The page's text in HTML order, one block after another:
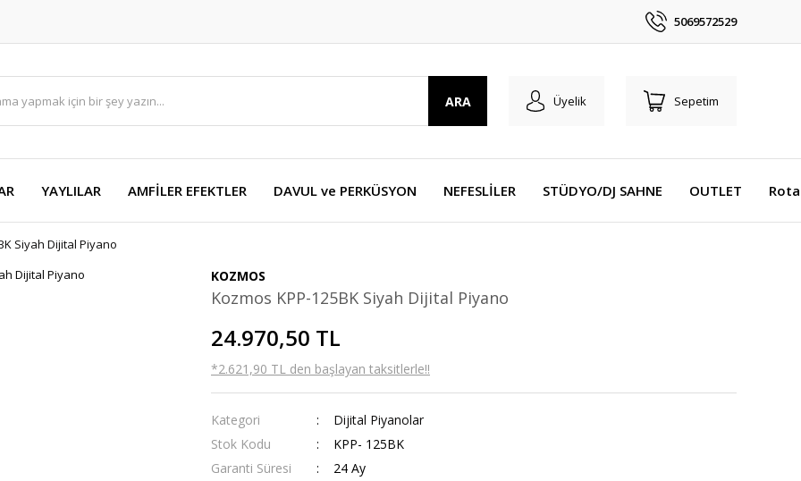
5069572529
ARA Üyelik Sepetim
YAYLILAR AMFİLER EFEKTLER DAVUL ve PERKÜSYON NEFESLİLER STÜDYO/DJ SAHNE OUTLET
Siyah Dijital Piyano
KOZMOS
Kozmos KPP-125BK Siyah Dijital Piyano
24.970,50 TL
*2.621,90 TL den başlayan taksitlerle!!
Kategori
Dijital Piyanolar
Stok Kodu
KPP- 125BK
Garanti Süresi
24 Ay